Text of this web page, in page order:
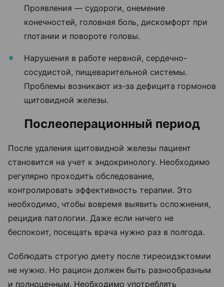
Проявления — судороги, онемение
конечностей, головная боль, дискомфорт при
глотании и повороте головы.
Нарушения в работе нервной, сердечно-
сосудистой, пищеварительной системы.
Проблемы возникают из-за дефицита гормонов
щитовидной железы.
Послеоперационный период
После удаления щитовидной железы пациент
становится на учет к эндокринологу. Необходимо
регулярно проходить обследование,
контролировать эффективность терапии. Это
необходимо, чтобы вовремя выявить осложнения,
рецидив патологии. Даже если ничего не
беспокоит, посещать врача нужно раз в полгода.
Соблюдать строгую диету после тиреоидэктомии
не нужно. Но рацион должен быть разнообразным
и полноценным. Необходимо употреблять